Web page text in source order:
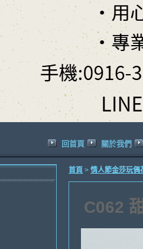
回首頁 關於我們
首頁 > 情人節金莎玩偶
C062